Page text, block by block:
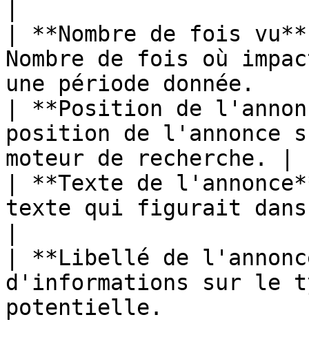
| **Nombre de
Nombre de fois où
une période donnée.
| **Position de
position de l'annonce
moteur de recherche. |
| **Texte de
texte qui figurait
| **Libellé de
d'informations sur le
potentielle.